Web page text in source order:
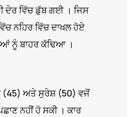
ਦੇਰ ਵਿੱਚ ਡੁੱਬ ਗਈ । ਜਿਸ
ਨਹਿਰ ਵਿੱਚ ਦਾਖਲ ਹੋਏ
ਨੂੰ ਬਾਹਰ ਕੱਢਿਆ ।
(45) ਅਤੇ ਸੁਰੇਸ਼ (50) ਵਜੋਂ
ਨਹੀਂ ਹੋ ਸਕੀ । ਕਾਰ